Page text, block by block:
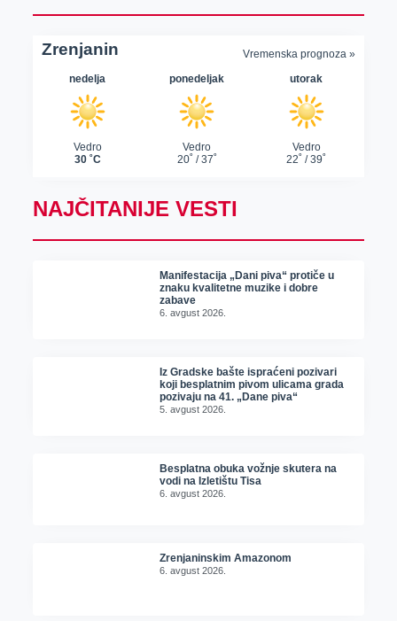
NAJČITANIJE VESTI
Manifestacija „Dani piva“ protiče u
znaku kvalitetne muzike i dobre
zabave
6. avgust 2026.
Iz Gradske bašte ispraćeni pozivari
koji besplatnim pivom ulicama grada
pozivaju na 41. „Dane piva“
5. avgust 2026.
Besplatna obuka vožnje skutera na
vodi na Izletištu Tisa
6. avgust 2026.
Zrenjaninskim Amazonom
6. avgust 2026.